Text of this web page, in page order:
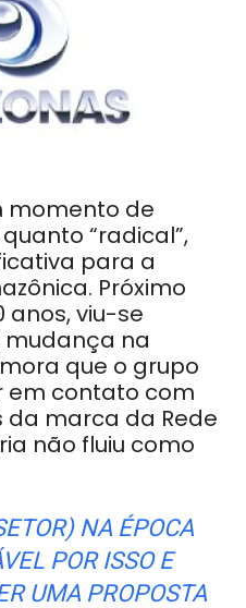
momento de
“radical”,
para a
Próximo
anos, viu-se
mudança na
que o grupo
em contato com
da marca da Rede
não fluiu como
NA ÉPOCA
POR ISSO E
UMA PROPOSTA